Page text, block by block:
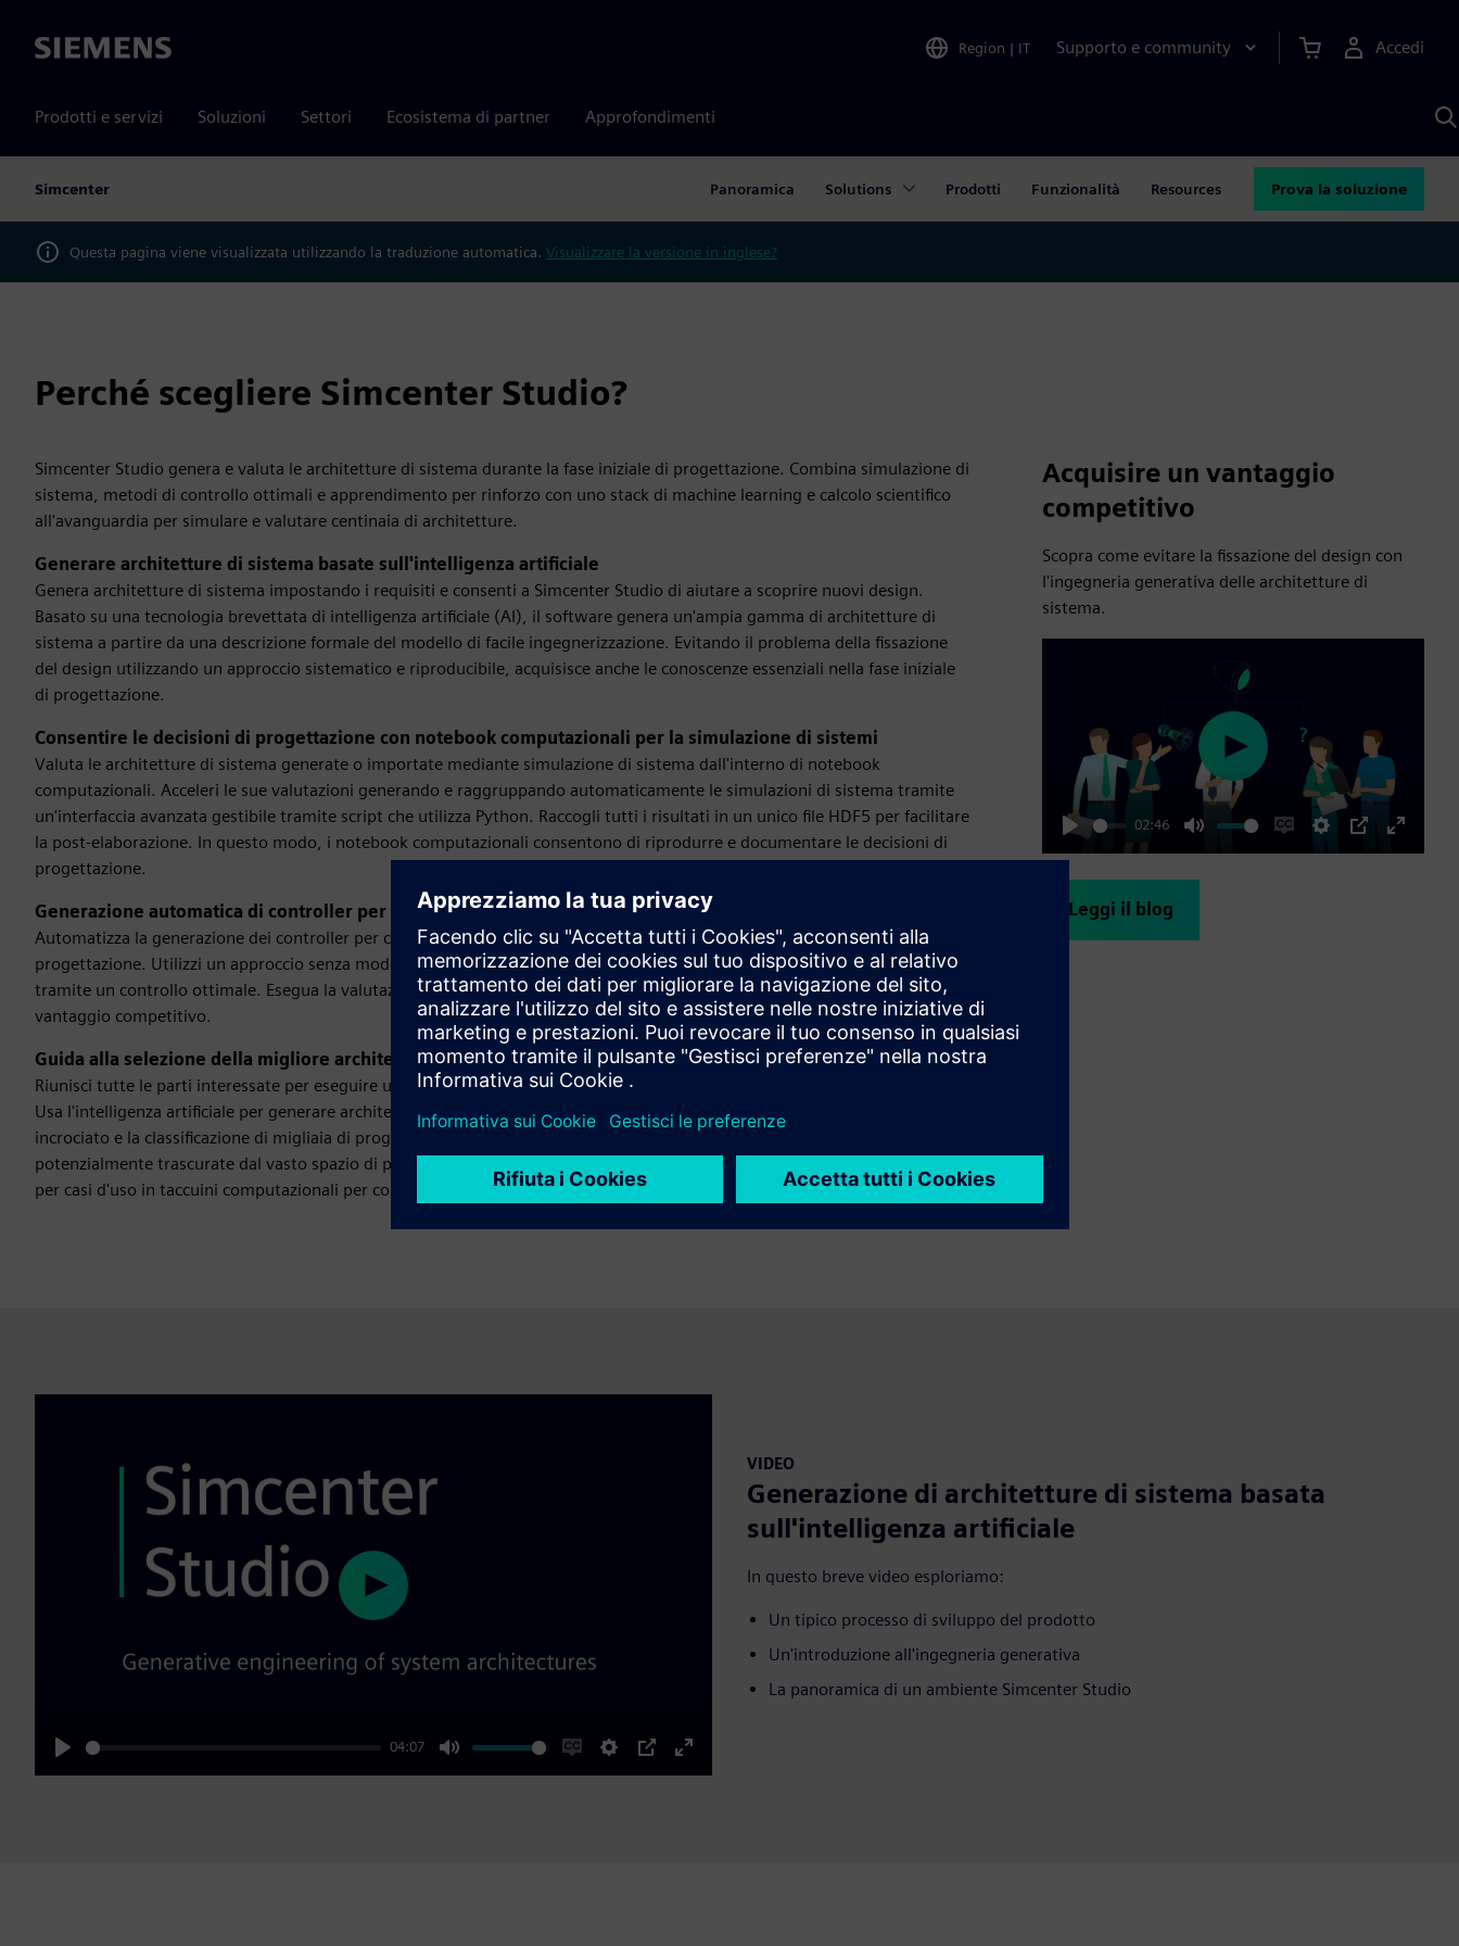
Siemens Region | IT Supporto e community Accedi
Prodotti e servizi Soluzioni Settori Ecosistema di partner Approfondimenti
Simcenter Panoramica Solutions Prodotti Funzionalità Resources Prova la soluzione
Questa pagina viene visualizzata utilizzando la traduzione automatica. Visualizzare la versione in inglese?
Perché scegliere Simcenter Studio?
Simcenter Studio genera e valuta le architetture di sistema durante la fase iniziale di progettazione. Combina simulazione di
sistema, metodi di controllo ottimali e apprendimento per rinforzo con uno stack di machine learning e calcolo scientifico
all'avanguardia per simulare e valutare centinaia di architetture.
Generare architetture di sistema basate sull'intelligenza artificiale
Genera architetture di sistema impostando i requisiti e consenti a Simcenter Studio di aiutare a scoprire nuovi design.
Basato su una tecnologia brevettata di intelligenza artificiale (AI), il software genera un'ampia gamma di architetture di
sistema a partire da una descrizione formale del modello di facile ingegnerizzazione. Evitando il problema della fissazione
del design utilizzando un approccio sistematico e riproducibile, acquisisce anche le conoscenze essenziali nella fase iniziale
di progettazione.
Consentire le decisioni di progettazione con notebook computazionali per la simulazione di sistemi
Valuta le architetture di sistema generate o importate mediante simulazione di sistema dall'interno di notebook
computazionali. Acceleri le sue valutazioni generando e raggruppando automaticamente le simulazioni di sistema tramite
un'interfaccia avanzata gestibile tramite script che utilizza Python. Raccogli tutti i risultati in un unico file HDF5 per facilitare
la post-elaborazione. In questo modo, i notebook computazionali consentono di riprodurre e documentare le decisioni di
progettazione.
Generazione automatica di controller per studi commerciali realistici
Automatizza la generazione dei controller per creare gli studi commerciali più accurati e realistici possibili nelle prime fasi di
progettazione. Utilizzi un approccio senza modelli tramite l'apprendimento per rinforzo o un approccio basato su modelli
tramite un controllo ottimale. Esegua la valutazione a circuito chiuso di centinaia o migliaia di varianti per ottenere un
vantaggio competitivo.
Guida alla selezione della migliore architettura di sistema
Riunisci tutte le parti interessate per eseguire un bilanciamento multiattributo con un'applicazione intuitiva basata sul web.
Usa l'intelligenza artificiale per generare architetture conformi e sfruttare uno strumento interattivo per il filtraggio
incrociato e la classificazione di migliaia di progetti. Un sistema di raccomandazioni può suggerire alternative
potenzialmente trascurate dal vasto spazio di progettazione. Configura i suoi flussi di lavoro per generare report specifici
per casi d'uso in taccuini computazionali per consentire discussioni mirate sui singoli progetti.
Acquisire un vantaggio
competitivo
Scopra come evitare la fissazione del design con
l'ingegneria generativa delle architetture di
sistema.
Play
02:46
Mute
EnableSettings
PIP
Enter
Play
Leggi il blog
VIDEO
Generazione di architetture di sistema basata
sull'intelligenza artificiale
In questo breve video esploriamo:
Un tipico processo di sviluppo del prodotto
Un'introduzione all'ingegneria generativa
La panoramica di un ambiente Simcenter Studio
Play
04:07
Mute
EnableSettings
PIP
Enter
Play